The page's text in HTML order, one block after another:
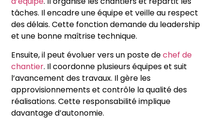
tâches. Il encadre une équipe et veille au respect
des délais. Cette fonction demande du leadership
et une bonne maîtrise technique.
Ensuite, il peut évoluer vers un poste dechef de
chantier. Il coordonne plusieurs équipes et suit
l’avancement des travaux. Il gère les
approvisionnements et contrôle la qualité des
réalisations. Cette responsabilité implique
davantage d’autonomie.